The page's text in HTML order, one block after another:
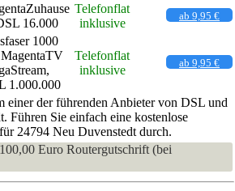
16.000
Telefonflat
inklusive
ab 9,95 €
1000
1.000.000
Telefonflat
inklusive
ab 9,95 €
einer der führenden Anbieter von DSL und
Führen Sie einfach eine kostenlose
24794 Neu Duvenstedt durch.
Euro Routergutschrift (bei